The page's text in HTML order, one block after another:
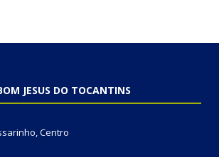
JESUS DO TOCANTINS
Centro